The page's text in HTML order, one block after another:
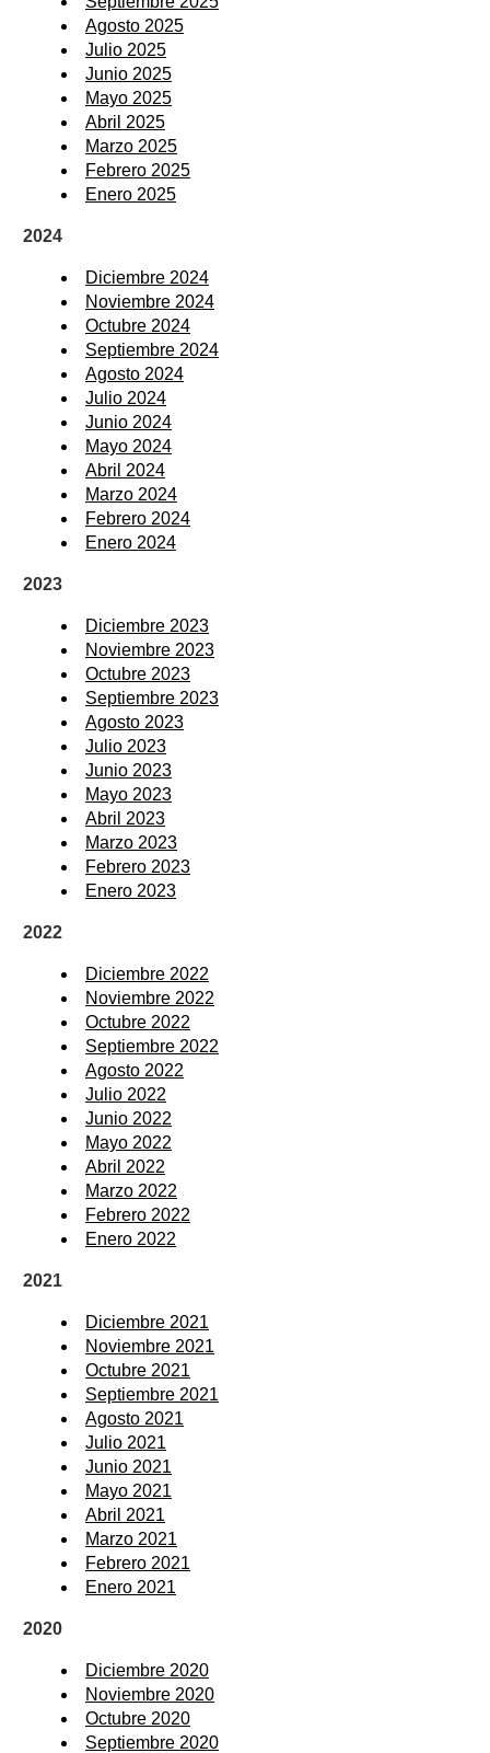
Agosto 2025
Julio 2025
Junio 2025
Mayo 2025
Abril 2025
Marzo 2025
Febrero 2025
Enero 2025
2024
Diciembre 2024
Noviembre 2024
Octubre 2024
Septiembre 2024
Agosto 2024
Julio 2024
Junio 2024
Mayo 2024
Abril 2024
Marzo 2024
Febrero 2024
Enero 2024
2023
Diciembre 2023
Noviembre 2023
Octubre 2023
Septiembre 2023
Agosto 2023
Julio 2023
Junio 2023
Mayo 2023
Abril 2023
Marzo 2023
Febrero 2023
Enero 2023
2022
Diciembre 2022
Noviembre 2022
Octubre 2022
Septiembre 2022
Agosto 2022
Julio 2022
Junio 2022
Mayo 2022
Abril 2022
Marzo 2022
Febrero 2022
Enero 2022
2021
Diciembre 2021
Noviembre 2021
Octubre 2021
Septiembre 2021
Agosto 2021
Julio 2021
Junio 2021
Mayo 2021
Abril 2021
Marzo 2021
Febrero 2021
Enero 2021
2020
Diciembre 2020
Noviembre 2020
Octubre 2020
Septiembre 2020